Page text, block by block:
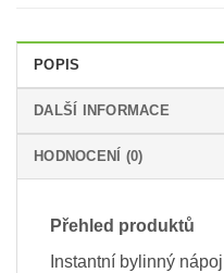
POPIS
DALŠÍ INFORMACE
HODNOCENÍ (0)
Přehled produktů
Instantní bylinný